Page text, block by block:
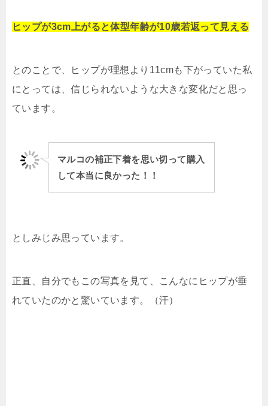
ヒップが3cm上がると体型年齢が10歳若返って見える
とのことで、ヒップが理想より11cmも下がっていた私
にとっては、信じられないような大きな変化だと思っ
ています。
マルコの補正下着を思い切って購入
して本当に良かった！！
としみじみ思っています。
正直、自分でもこの写真を見て、こんなにヒップが垂
れていたのかと驚いています。（汗）